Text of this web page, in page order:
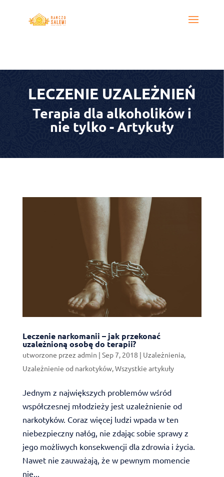
LECZENIE UZALEŻNIEŃ
Terapia dla alkoholików i
nie tylko - Artykuły
Leczenie narkomanii – jak przekonać
uzależnioną osobę do terapii?
utworzone przez admin | Sep 7, 2018 | Uzależnienia,
Uzależnienie od narkotyków,Wszystkie artykuły
Jednym z największych problemów wśród
współczesnej młodzieży jest uzależnienie od
narkotyków. Coraz więcej ludzi wpada w ten
niebezpieczny nałóg, nie zdając sobie sprawy z
jego możliwych konsekwencji dla zdrowia i życia.
Nawet nie zauważają, że w pewnym momencie
nie...